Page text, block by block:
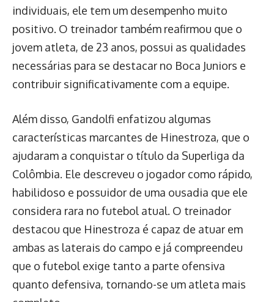
individuais, ele tem um desempenho muito
positivo. O treinador também reafirmou que o
jovem atleta, de 23 anos, possui as qualidades
necessárias para se destacar no Boca Juniors e
contribuir significativamente com a equipe.
Além disso, Gandolfi enfatizou algumas
características marcantes de Hinestroza, que o
ajudaram a conquistar o título da Superliga da
Colômbia. Ele descreveu o jogador como rápido,
habilidoso e possuidor de uma ousadia que ele
considera rara no futebol atual. O treinador
destacou que Hinestroza é capaz de atuar em
ambas as laterais do campo e já compreendeu
que o futebol exige tanto a parte ofensiva
quanto defensiva, tornando-se um atleta mais